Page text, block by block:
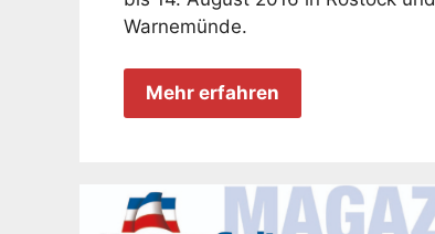
Warnemünde.
Mehr erfahren